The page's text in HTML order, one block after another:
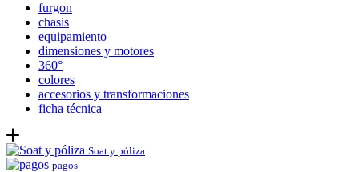
furgon
chasis
equipamiento
dimensiones y motores
360°
colores
accesorios y transformaciones
ficha técnica
Soat y póliza
pagos